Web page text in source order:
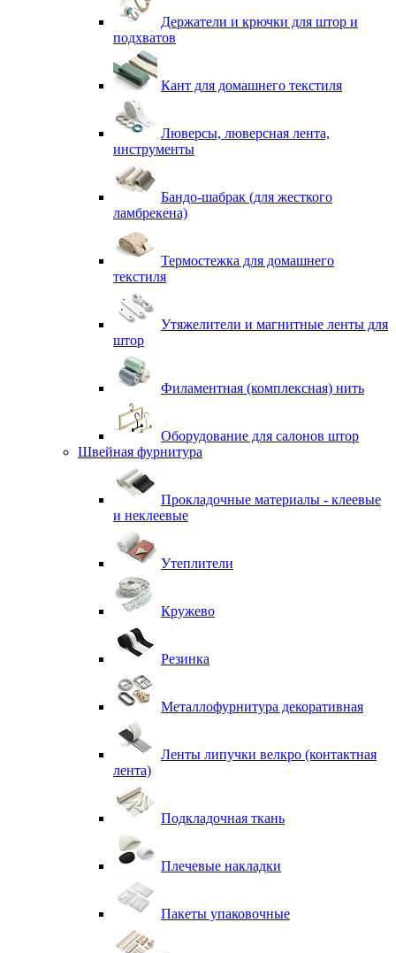
Держатели и крючки для штор и
подхватов
Кант для домашнего текстиля
Люверсы, люверсная лента,
инструменты
Бандо-шабрак (для жесткого
ламбрекена)
Термостежка для домашнего
текстиля
Утяжелители и магнитные ленты для
штор
Филаментная (комплексная) нить
Оборудование для салонов штор
Швейная фурнитура
Прокладочные материалы - клеевые
и неклеевые
Утеплители
Кружево
Резинка
Металлофурнитура декоративная
Ленты липучки велкро (контактная
лента)
Подкладочная ткань
Плечевые накладки
Пакеты упаковочные